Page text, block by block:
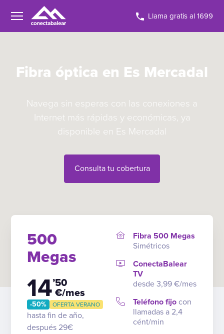
Llama gratis al 1699
Fibra óptica en Es Mercadal
Navega sin esperas con las conexiones a
Internet más rápidas y económicas, ya
disponible en Es Mercadal
Consulta tu cobertura
500
Megas
14’50
€/mes
-50% OFERTA VERANO
hasta fin de año,
después 29€
Fibra 500 Megas
Simétricos
ConectaBalear
TV
desde 3,99 €/mes
Teléfono fijo con
llamadas a 2,4
cént/min